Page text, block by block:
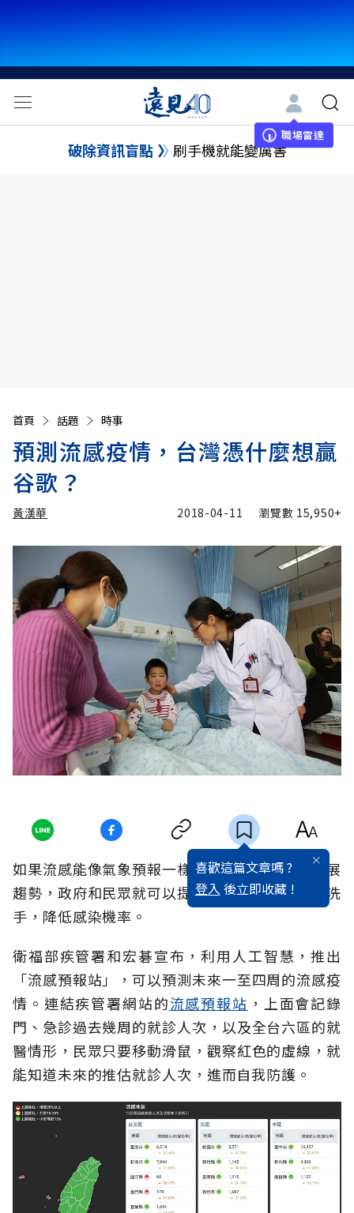
職場雷達
破除資訊盲點 刷手機就能變厲害
首頁 話題 時事
預測流感疫情，台灣憑什麼想贏
谷歌？
黃漢華 2018-04-11 瀏覽數 15,950+
喜歡這篇文章嗎 ?
登入 後立即收藏 !
如果流感能像氣象預報一樣，事先知道未來的發展
趨勢，政府和民眾就可以提早預防，戴口罩、勤洗
手，降低感染機率。
衛福部疾管署和宏碁宣布，利用人工智慧，推出
「流感預報站」，可以預測未來一至四周的流感疫
情。連結疾管署網站的流感預報站 ，上面會記錄
門、急診過去幾周的就診人次，以及全台六區的就
醫情形，民眾只要移動滑鼠，觀察紅色的虛線，就
能知道未來的推估就診人次，進而自我防護。